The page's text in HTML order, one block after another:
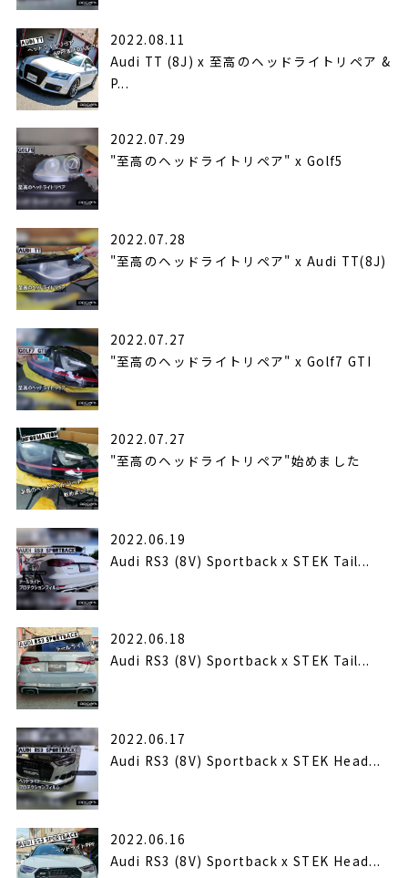
2022.08.11
Audi TT (8J) x 至高のヘッドライトリペア &
P...
2022.07.29
"至高のヘッドライトリペア" x Golf5
2022.07.28
"至高のヘッドライトリペア" x Audi TT(8J)
2022.07.27
"至高のヘッドライトリペア" x Golf7 GTI
2022.07.27
"至高のヘッドライトリペア"始めました
2022.06.19
Audi RS3 (8V) Sportback x STEK Tail...
2022.06.18
Audi RS3 (8V) Sportback x STEK Tail...
2022.06.17
Audi RS3 (8V) Sportback x STEK Head...
2022.06.16
Audi RS3 (8V) Sportback x STEK Head...